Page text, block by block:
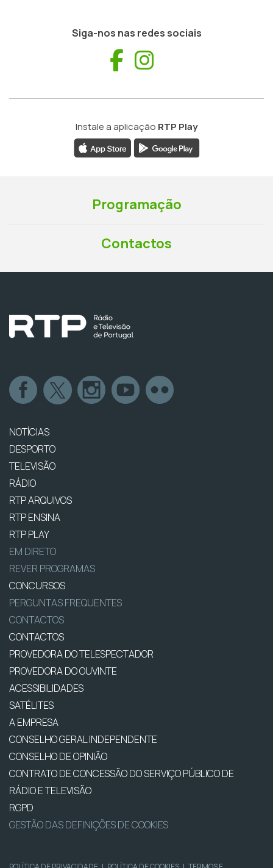
Siga-nos nas redes sociais
Facebook
Instale a aplicação RTP Play
Programação
Contactos
NOTÍCIAS
DESPORTO
TELEVISÃO
RÁDIO
RTP ARQUIVOS
RTP ENSINA
RTP PLAY
EM DIRETO
REVER PROGRAMAS
CONCURSOS
PERGUNTAS FREQUENTES
CONTACTOS
CONTACTOS
PROVEDORA DO TELESPECTADOR
PROVEDORA DO OUVINTE
ACESSIBILIDADES
SATÉLITES
A EMPRESA
CONSELHO GERAL INDEPENDENTE
CONSELHO DE OPINIÃO
CONTRATO DE CONCESSÃO DO SERVIÇO PÚBLICO DE
RÁDIO E TELEVISÃO
RGPD
GESTÃO DAS DEFINIÇÕES DE COOKIES